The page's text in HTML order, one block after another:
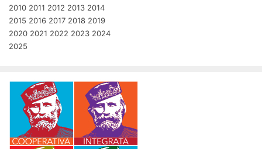
2010 2011 2012 2013 2014
2015 2016 2017 2018 2019
2020 2021 2022 2023 2024
2025